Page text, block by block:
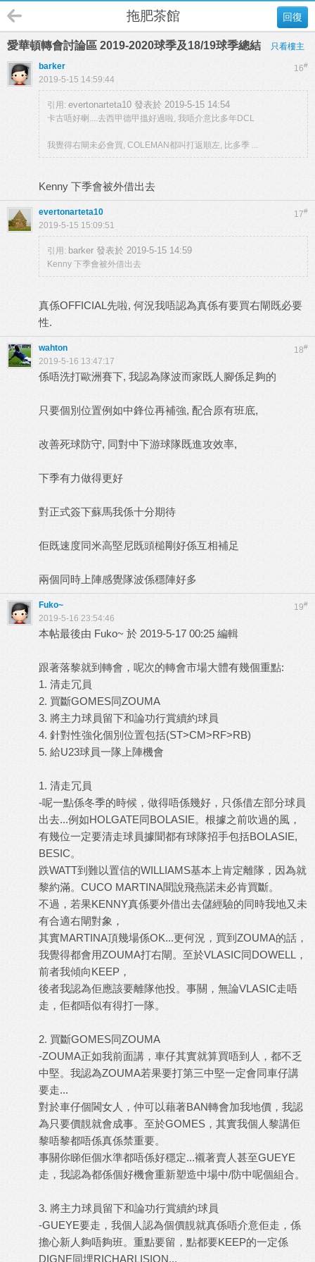
回復
拖肥茶館
愛華頓轉會討論區 2019-2020球季及18/19球季總結 只看樓主
16#
barker
2019-5-15 14:59:44
引用: evertonarteta10 發表於 2019-5-15 14:54
卡古唔好喇....去西甲德甲搵好過啦, 我唔介意比多年DCL
我覺得右閘未必會買, COLEMAN都叫打返順左, 比多季 ...
Kenny 下季會被外借出去
17#
evertonarteta10
2019-5-15 15:09:51
引用: barker 發表於 2019-5-15 14:59
Kenny 下季會被外借出去
真係OFFICIAL先啦, 何況我唔認為真係有要買右閘既必要
性.
18#
wahton
2019-5-16 13:47:17
係唔洗打歐洲賽下, 我認為隊波而家既人腳係足夠的
只要個別位置例如中鋒位再補強, 配合原有班底,
改善死球防守, 同對中下游球隊既進攻效率,
下季有力做得更好
對正式簽下蘇馬我係十分期待
佢既速度同米高堅尼既頭槌剛好係互相補足
兩個同時上陣感覺隊波係穩陣好多
19#
Fuko~
2019-5-16 23:54:46
本帖最後由 Fuko~ 於 2019-5-17 00:25 編輯
跟著落黎就到轉會，呢次的轉會市場大體有幾個重點:
1. 清走冗員
2. 買斷GOMES同ZOUMA
3. 將主力球員留下和論功行賞續約球員
4. 針對性強化個別位置包括(ST>CM>RF>RB)
5. 給U23球員一隊上陣機會
1. 清走冗員
-呢一點係冬季的時候，做得唔係幾好，只係借左部分球員
出去...例如HOLGATE同BOLASIE。根據之前吹過的風，
有幾位一定要清走球員據聞都有球隊招手包括BOLASIE,
BESIC。
跌WATT到難以置信的WILLIAMS基本上肯定離隊，因為就
黎約滿。CUCO MARTINA聞說飛燕諾未必肯買斷。
不過，若果KENNY真係要外借出去儲經驗的同時我地又未
有合適右閘對象，
其實MARTINA頂幾場係OK...更何況，買到ZOUMA的話，
我覺得都會用ZOUMA打右閘。至於VLASIC同DOWELL，
前者我傾向KEEP，
後者我認為佢應該要離隊他投。事關，無論VLASIC走唔
走，佢都唔似有得打一隊。
2. 買斷GOMES同ZOUMA
-ZOUMA正如我前面講，車仔其實就算買唔到人，都不乏
中堅。我認為ZOUMA若果要打第三中堅一定會同車仔講
要走...
對於車仔個閪女人，仲可以藉著BAN轉會加我地價，我認
為只要價靚就會成事。至於GOMES，其實我個人黎講佢
黎唔黎都唔係真係禁重要。
事關你睇佢個水準都唔係好穩定...襯著賣人甚至GUEYE
走，我認為都係個好機會重新塑造中場中/防中呢個組合。
3. 將主力球員留下和論功行賞續約球員
-GUEYE要走，我個人認為個價靚就真係唔介意佢走，係
擔心新人夠唔夠班。重點要留，點都要KEEP的一定係
DIGNE同埋RICHARLISION...